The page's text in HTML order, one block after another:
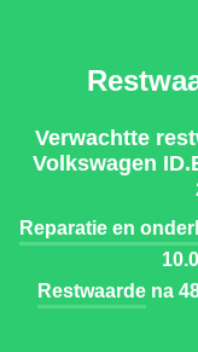
Verwachtte
Volkswagen
Reparatie en
Restwaardena